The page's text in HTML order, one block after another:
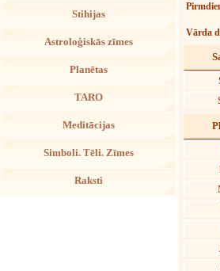
Stihijas
Astroloģiskās zīmes
Planētas
TARO
Meditācijas
Simboli. Tēli. Zīmes
Raksti
Vārda